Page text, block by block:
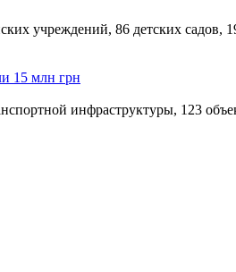
учреждений, 86 детских садов,
15 млн грн
инфраструктуры, 123